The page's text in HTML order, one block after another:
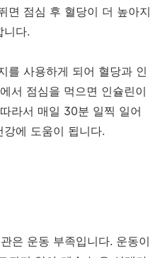
면 점심 후 혈당이 더 높아지
니다.
를 사용하게 되어 혈당과 인
서 점심을 먹으면 인슐린이
라서 매일 30분 일찍 일어
에 도움이 됩니다.
은 운동 부족입니다. 운동이